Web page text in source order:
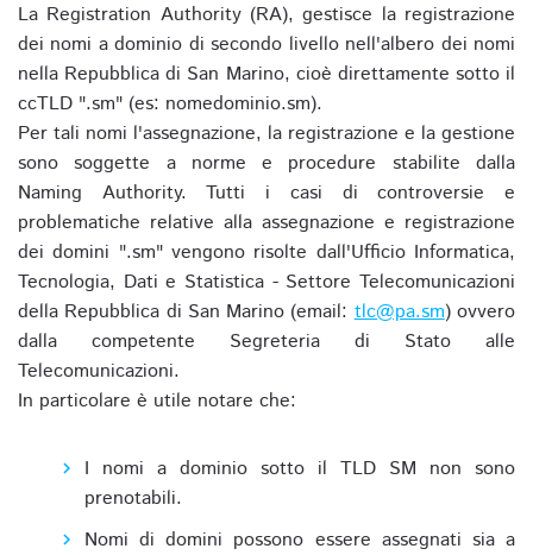
La Registration Authority (RA), gestisce la registrazione
dei nomi a dominio di secondo livello nell'albero dei nomi
nella Repubblica di San Marino, cioè direttamente sotto il
ccTLD ".sm" (es: nomedominio.sm).
Per tali nomi l'assegnazione, la registrazione e la gestione
sono soggette a norme e procedure stabilite dalla
Naming Authority. Tutti i casi di controversie e
problematiche relative alla assegnazione e registrazione
dei domini ".sm" vengono risolte dall'Ufficio Informatica,
Tecnologia, Dati e Statistica - Settore Telecomunicazioni
della Repubblica di San Marino (email:tlc@pa.sm) ovvero
dalla competente Segreteria di Stato alle
Telecomunicazioni.
In particolare è utile notare che:
I nomi a dominio sotto il TLD SM non sono
prenotabili.
Nomi di domini possono essere assegnati sia a